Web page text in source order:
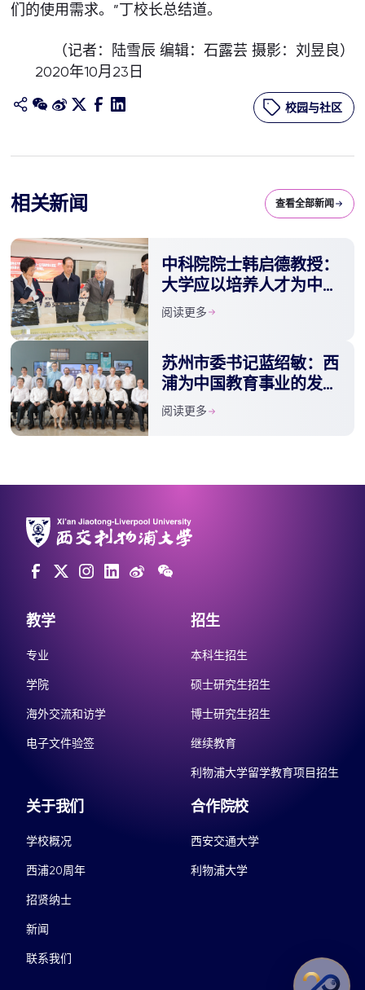
们的使用需求。”丁校长总结道。
（记者：陆雪辰 编辑：石露芸 摄影：刘昱良）
2020年10月23日
校园与社区
相关新闻 查看全部新闻
中科院院士韩启德教授：
大学应以培养人才为中心
与社会发展需求相结合
阅读更多
苏州市委书记蓝绍敏：西
浦为中国教育事业的发展
做出重要贡献
阅读更多
教学
专业
学院
海外交流和访学
电子文件验签
招生
本科生招生
硕士研究生招生
博士研究生招生
继续教育
利物浦大学留学教育项目招生
关于我们
学校概况
西浦20周年
招贤纳士
新闻
联系我们
合作院校
西安交通大学
利物浦大学